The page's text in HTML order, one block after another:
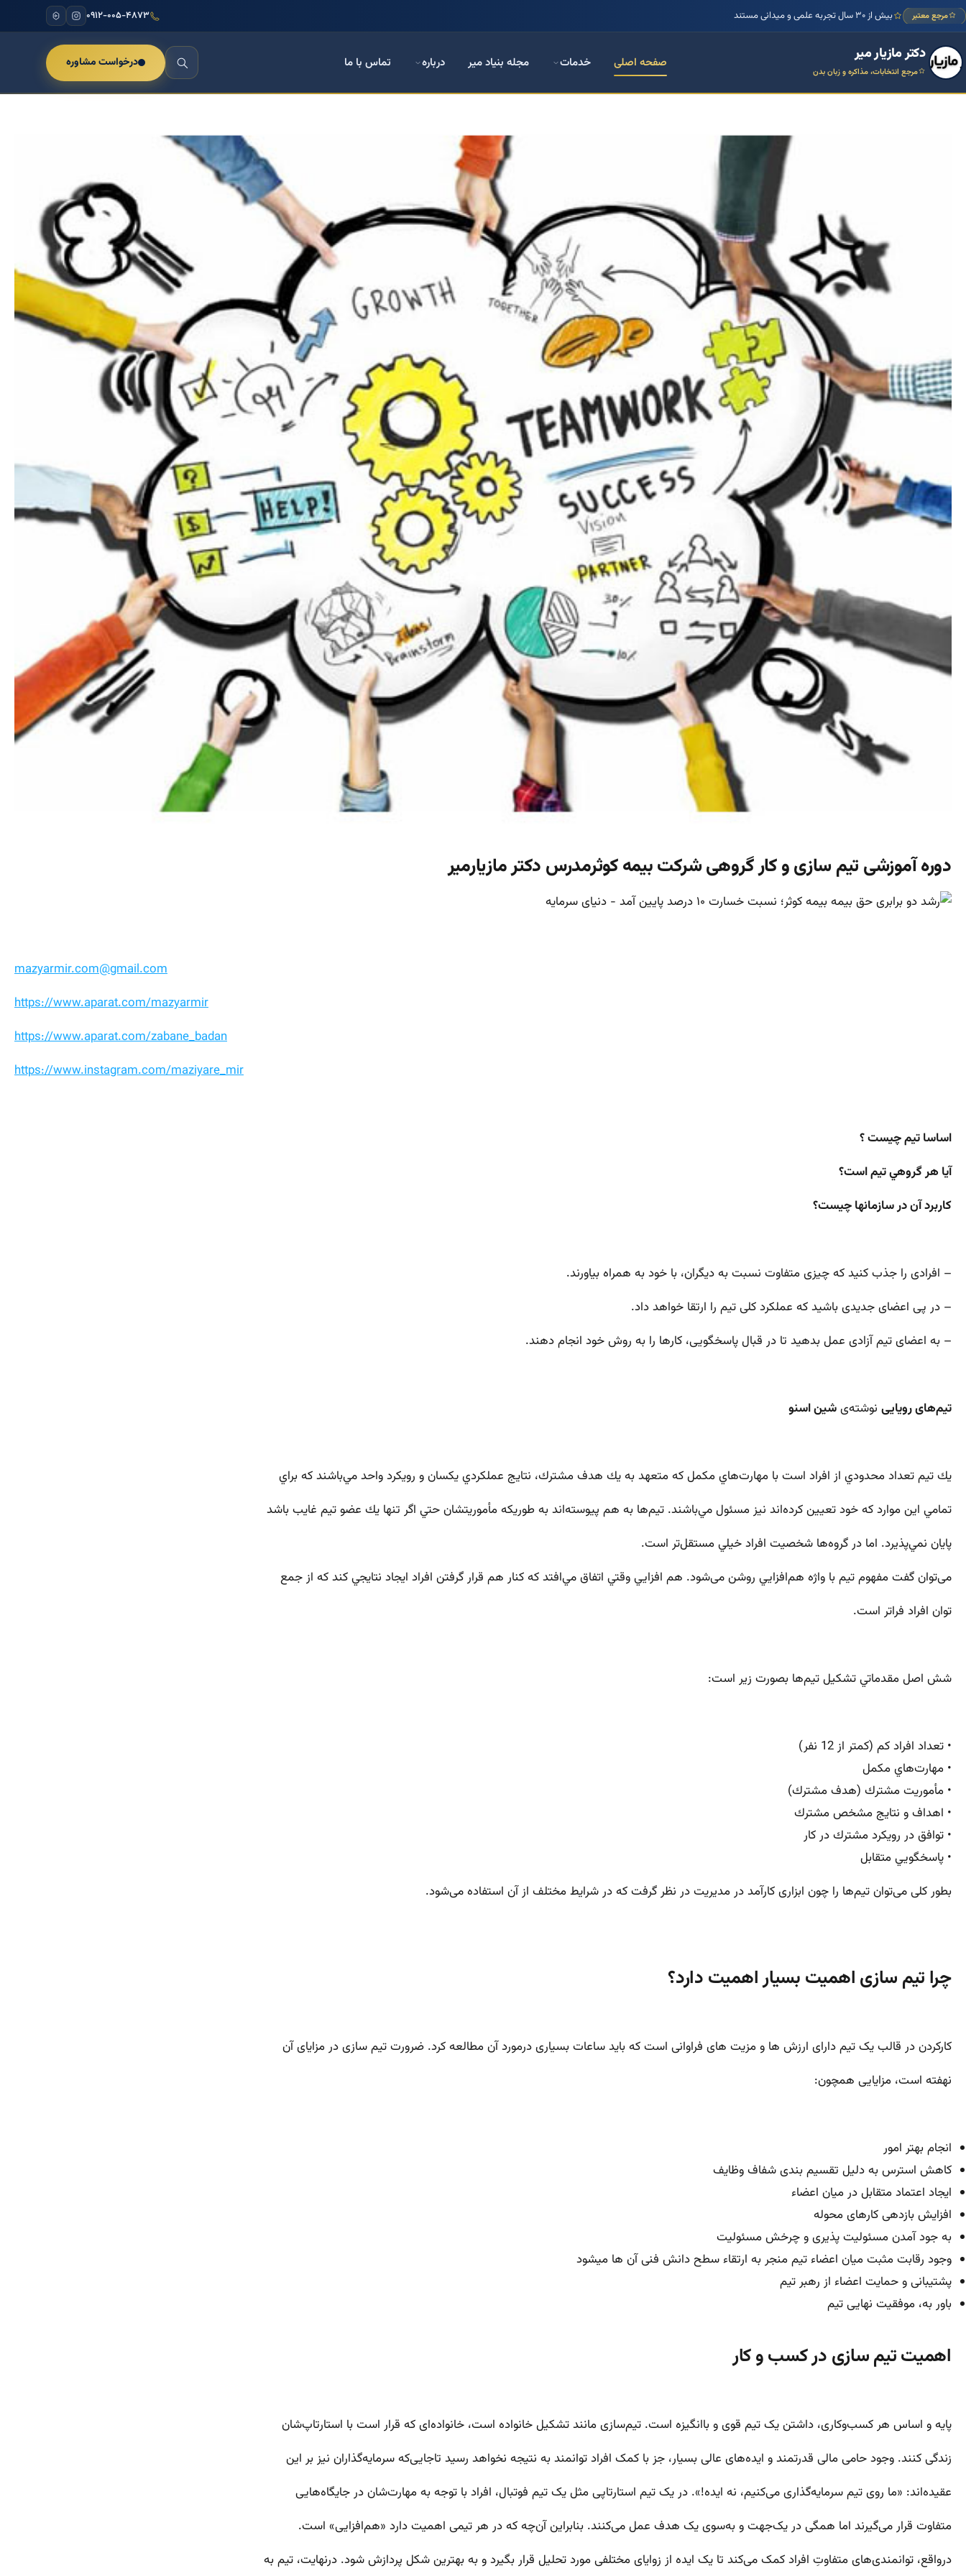
مرجع معتبر بیش از ۳۰ سال تجربه علمی و میدانی مستند ۰۹۱۲-۰۰۵-۴۸۷۳
دکتر مازیار میر
مرجع انتخابات، مذاکره و زبان بدن
صفحه اصلی خدمات مجله بنیاد میر درباره تماس با ما درخواست مشاوره
دوره آموزشی تیم سازی و کار گروهی شرکت بیمه کوثرمدرس دکتر مازیارمیر
mazyarmir.com@gmail.com
https://www.aparat.com/mazyarmir
https://www.aparat.com/zabane_badan
https://www.instagram.com/maziyare_mir
اساسا تيم چيست ؟
آيا هر گروهي تيم است؟
کاربرد آن در سازمانها چیست؟
– افرادی را جذب کنید که چیزی متفاوت نسبت به دیگران، با خود به همراه بیاورند.
– در پی اعضای جدیدی باشید که عملکرد کلی تیم را ارتقا خواهد داد.
– به اعضای تیم آزادی عمل بدهید تا در قبال پاسخگویی، کارها را به روش خود انجام دهند.
تیم‌های رویایی نوشته‌یشین اسنو
يك تيم تعداد محدودي از افراد است با مهارت‌هاي مكمل كه متعهد به يك هدف مشترك، نتايج عملكردي يكسان و رويكرد واحد مي‌باشند كه براي
تمامي اين موارد كه خود تعيين كرده‌اند نيز مسئول مي‌باشند. تيم‌ها به هم پيوسته‌اند به طوريكه مأموريتشان حتي اگر تنها يك عضو تيم غايب باشد
پايان نمي‌پذيرد. اما در گروه‌ها شخصيت افراد خيلي مستقل‌تر است.
می‌توان گفت مفهوم تیم با واژه هم‌افزايي روشن می‌شود. هم افزايي وقتي اتفاق مي‌افتد كه كنار هم قرار گرفتن افراد ايجاد نتايجي كند كه از جمع
توان افراد فراتر است.
شش اصل مقدماتي تشكيل تيم‌ها بصورت زير است:
• تعداد افراد كم (كمتر از 12 نفر)
• مهارت‌هاي مكمل
• مأموريت مشترك (هدف مشترك)
• اهداف و نتايج مشخص مشترك
• توافق در رويكرد مشترك در كار
• پاسخگويي متقابل
بطور کلی می‌توان تیم‌ها را چون ابزاری كارآمد در مدیریت در نظر گرفت که در شرایط مختلف از آن استفاده می‌شود.
چرا تیم سازی اهمیت بسیار اهمیت دارد؟
کارکردن در قالب یک تیم دارای ارزش ها و مزیت های فراوانی است که باید ساعات بسیاری درمورد آن مطالعه کرد. ضرورت تیم سازی در مزایای آن
نهفته است، مزایایی همچون:
انجام بهتر امور
کاهش استرس به دلیل تقسیم بندی شفاف وظایف
ایجاد اعتماد متقابل در میان اعضاء
افزایش بازدهی کارهای محوله
به جود آمدن مسئولیت پذیری و چرخش مسئولیت
وجود رقابت مثبت میان اعضاء تیم منجر به ارتقاء سطح دانش فنی آن ها می‎شود
پشتیبانی و حمایت اعضاء از رهبر تیم
باور به، موفقیت نهایی تیم
اهمیت تیم سازی در کسب و کار
پایه و اساس هر کسب‌وکاری، داشتن یک تیم قوی و باانگیزه است. تیم‌سازی مانند تشکیل خانواده‌‌ است، خانواده‌ای که قرار است با استارتاپ‌شان
زندگی کنند. وجود حامی مالی قدرتمند و ایده‌های عالی بسیار، جز با کمک افراد توانمند به نتیجه نخواهد رسید تاجایی‌که سرمایه‌گذاران نیز بر این
عقیده‌اند: «ما روی تیم سرمایه‌گذاری می‌کنیم، نه ایده!». در یک تیم استارتاپی مثل یک تیم فوتبال، افراد با توجه به مهارت‌شان در جایگاه‌هایی
متفاوت قرار می‌گیرند اما همگی در یک‌جهت و به‌سوی یک هدف عمل می‌کنند. بنابراین آن‌چه که در هر تیمی اهمیت دارد «هم‌افزایی» است.
درواقع، توانمندی‌های متفاوتِ افراد کمک می‌کند تا یک ایده از زوایای مختلفی مورد تحلیل قرار بگیرد و به بهترین شکل پردازش شود. درنهایت، تیم به